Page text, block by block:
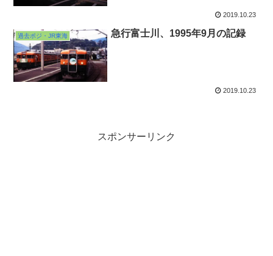
2019.10.23
過去ポジ・JR東海 急行富士川、1995年9月の記録
2019.10.23
スポンサーリンク